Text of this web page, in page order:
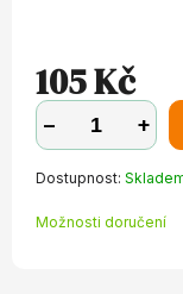
105 Kč
+
−
Dostupnost:
Možnosti doručení